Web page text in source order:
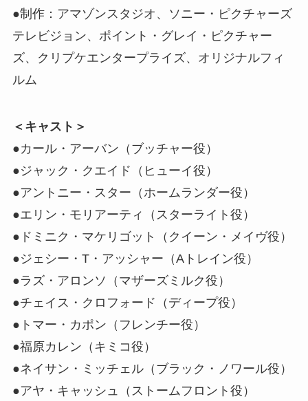
●制作：アマゾンスタジオ、ソニー・ピクチャーズ
テレビジョン、ポイント・グレイ・ピクチャー
ズ、クリプケエンタープライズ、オリジナルフィ
ルム
＜キャスト＞
●カール・アーバン（ブッチャー役）
●ジャック・クエイド（ヒューイ役）
●アントニー・スター（ホームランダー役）
●エリン・モリアーティ（スターライト役）
●ドミニク・マケリゴット（クイーン・メイヴ役）
●ジェシー・T・アッシャー（Aトレイン役）
●ラズ・アロンソ（マザーズミルク役）
●チェイス・クロフォード（ディープ役）
●トマー・カポン（フレンチー役）
●福原カレン（キミコ役）
●ネイサン・ミッチェル（ブラック・ノワール役）
●アヤ・キャッシュ（ストームフロント役）